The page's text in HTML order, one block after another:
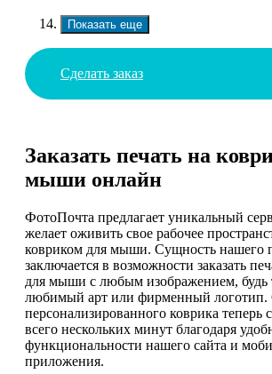
Показать еще
Сделать заказ
Заказать печать на
мыши онлайн
ФотоПочта предлагает уникальный
желает оживить свое рабочее
ковриком для мыши. Сущность нашего
заключается в возможности заказать
для мыши с любым изображением, будь
любимый арт или фирменный логотип.
персонализированного коврика теперь
всего нескольких минут благодаря
функциональности нашего сайта и
приложения.